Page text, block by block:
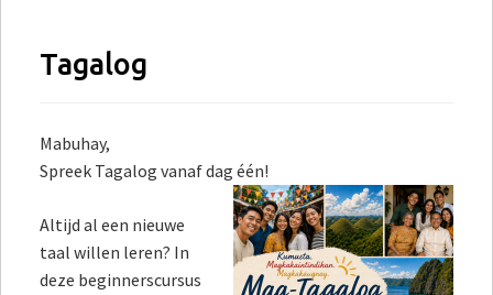
Tagalog
Mabuhay,
Spreek Tagalog vanaf dag één!
Altijd al een nieuwe
taal willen leren? In
deze beginnerscursus